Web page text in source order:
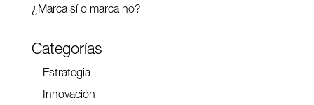
¿Marca sí o marca no?
Categorías
Estrategia
Innovación